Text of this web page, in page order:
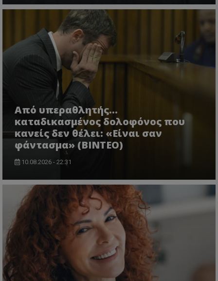
Από υπεραθλητής...
καταδικασμένος δολοφόνος που
κανείς δεν θέλει: «Είναι σαν
φάντασμα» (BINTEO)
10.08.2026 - 22:31